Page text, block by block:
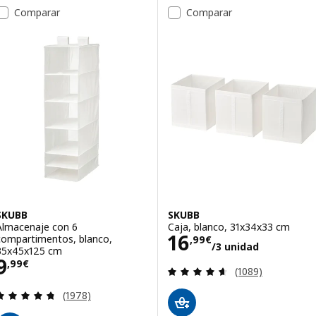
Comparar
con 6
blanco,
cm
,99€ 9,99€
Revisa: 4.7 de 5 estrellas. Total opiniones:
(1978)
Comparar
SKUBB
Caja, blanco, 31x34x33 cm
16,99€
/3 unidad
Precio 16,99€/
Revisa: 4.6 de
(1089)